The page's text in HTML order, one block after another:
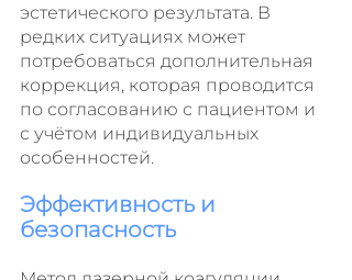
эстетического результата. В
редких ситуациях может
потребоваться дополнительная
коррекция, которая проводится
по согласованию с пациентом и
с учётом индивидуальных
особенностей.
Эффективность и
безопасность